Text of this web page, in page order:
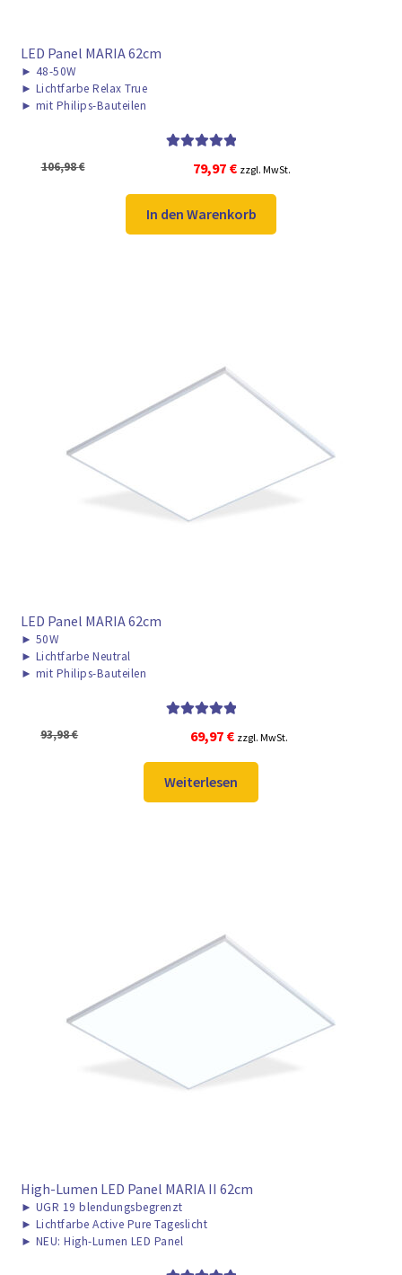
LED Panel MARIA 62cm
► 48-50W
► Lichtfarbe Relax True
► mit Philips-Bauteilen
von 5
106,98€
Ursprünglicher
war:
106,98 €
79,97 €Aktueller
ist:
79,97 €.
zzgl. MwSt.
In den Warenkorb
LED Panel MARIA 62cm
► 50W
► Lichtfarbe Neutral
► mit Philips-Bauteilen
von 5
93,98€
Ursprünglicher
Preis
war:
93,98 €
69,97 €Aktueller
Preis
ist:
69,97 €.
zzgl. MwSt.
Weiterlesen
High-Lumen LED Panel MARIA II 62cm
► UGR 19 blendungsbegrenzt
► Lichtfarbe Active Pure Tageslicht
► NEU: High-Lumen LED Panel